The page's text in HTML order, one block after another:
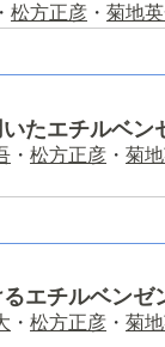
・ 松方正彦 ・ 菊地
たエチルベン
・ 松方正彦 ・ 菊
エチルベンゼ
・ 松方正彦 ・ 菊